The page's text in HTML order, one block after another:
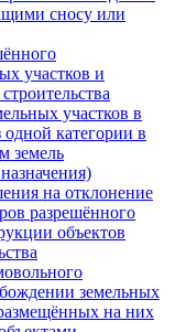
сносу или
участков и
участков в
одной категории в
земель
на отклонение
разрешённого
объектов
земельных
на них